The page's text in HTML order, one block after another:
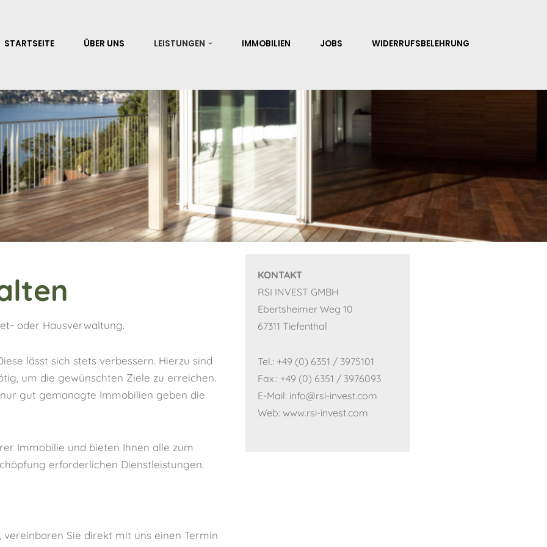
STARTSEITE ÜBER UNS LEISTUNGEN IMMOBILIEN JOBS WIDERRUFSBELEHRUNG
oder Hausverwaltung.
lässt sich stets verbessern. Hierzu sind
um die gewünschten Ziele zu erreichen.
gut gemanagte Immobilien geben die
Immobilie und bieten Ihnen alle zum
erforderlichen Dienstleistungen.
Sie direkt mit uns einen Termin
KONTAKT
RSI INVEST GMBH
Ebertsheimer Weg 10
67311 Tiefenthal
Tel.: +49 (0) 6351 / 3975101
Fax.: +49 (0) 6351 / 3976093
E-Mail: info@rsi-invest.com
Web: www.rsi-invest.com